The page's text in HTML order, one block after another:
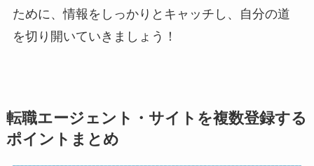
ために、情報をしっかりとキャッチし、自分の道
を切り開いていきましょう！
転職エージェント・サイトを複数登録する
ポイントまとめ